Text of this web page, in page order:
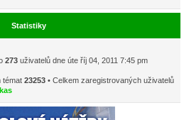
Statistiky
273 uživatelů dne úte říj 04, 2011 7:45 pm
témat 23253 • Celkem zaregistrovaných uživatelů